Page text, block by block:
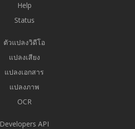
Help
Status
ตัวแปลงวิดีโอ
แปลงเสียง
แปลงเอกสาร
แปลงภาพ
OCR
Developers API